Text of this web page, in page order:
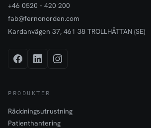
+46 0520 - 420 200
fab@fernonorden.com
Kardanvägen 37, 461 38 TROLLHÄTTAN (SE)
PRODUKTER
Räddningsutrustning
Patienthantering